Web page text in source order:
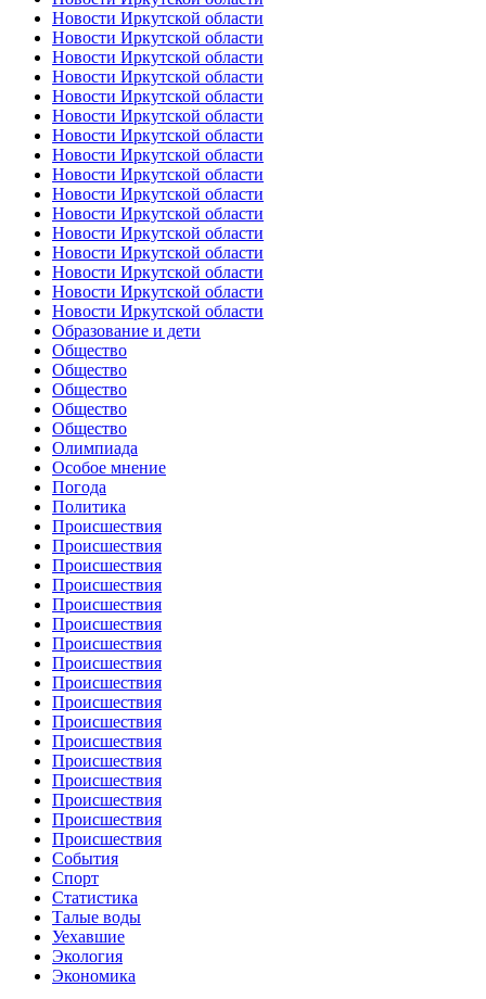
Новости Иркутской области
Новости Иркутской области
Новости Иркутской области
Новости Иркутской области
Новости Иркутской области
Новости Иркутской области
Новости Иркутской области
Новости Иркутской области
Новости Иркутской области
Новости Иркутской области
Новости Иркутской области
Новости Иркутской области
Новости Иркутской области
Новости Иркутской области
Новости Иркутской области
Новости Иркутской области
Образование и дети
Общество
Общество
Общество
Общество
Общество
Олимпиада
Особое мнение
Погода
Политика
Происшествия
Происшествия
Происшествия
Происшествия
Происшествия
Происшествия
Происшествия
Происшествия
Происшествия
Происшествия
Происшествия
Происшествия
Происшествия
Происшествия
Происшествия
Происшествия
Происшествия
События
Спорт
Статистика
Талые воды
Уехавшие
Экология
Экономика